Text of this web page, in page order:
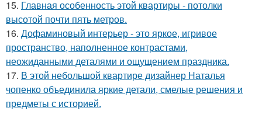
15. Главная особенность этой квартиры - потолки
высотой почти пять метров.
16. Дофаминовый интерьер - это яркое, игривое
пространство, наполненное контрастами,
неожиданными деталями и ощущением праздника.
17. В этой небольшой квартире дизайнер Наталья
чопенко объединила яркие детали, смелые решения и
предметы с историей.